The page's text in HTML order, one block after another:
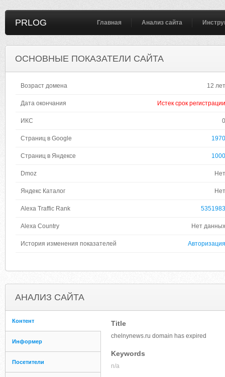
PRLOG Главная Анализ сайта
ОСНОВНЫЕ ПОКАЗАТЕЛИ САЙТА
Возраст домена 12 лет
Дата окончания Истек срок регистрации
ИКС 0
Страниц в Google 1970
Страниц в Яндексе 1000
Dmoz Нет
Яндекс Каталог Нет
Alexa Traffic Rank 5351983
Alexa Country Нет данных
История изменения показателей Авторизация
АНАЛИЗ САЙТА
Контент
Информер
Посетители
Title
chelnynews.ru domain has expired
Keywords
n/a